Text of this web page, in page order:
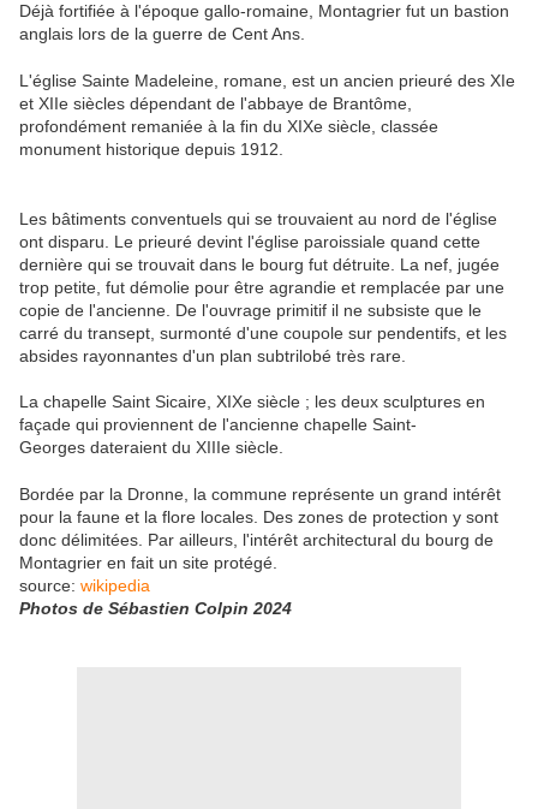
Déjà fortifiée à l'époque gallo-romaine, Montagrier fut un bastion
anglais lors de la guerre de Cent Ans.
L'église Sainte Madeleine, romane, est un ancien prieuré des XIe
et XIIe siècles dépendant de l'abbaye de Brantôme,
profondément remaniée à la fin du XIXe siècle, classée
monument historique depuis 1912.
Les bâtiments conventuels qui se trouvaient au nord de l'église
ont disparu. Le prieuré devint l'église paroissiale quand cette
dernière qui se trouvait dans le bourg fut détruite. La nef, jugée
trop petite, fut démolie pour être agrandie et remplacée par une
copie de l'ancienne. De l'ouvrage primitif il ne subsiste que le
carré du transept, surmonté d'une coupole sur pendentifs, et les
absides rayonnantes d'un plan subtrilobé très rare.
La chapelle Saint Sicaire, XIXe siècle ; les deux sculptures en
façade qui proviennent de l'ancienne chapelle Saint-
Georges dateraient du XIIIe siècle.
Bordée par la Dronne, la commune représente un grand intérêt
pour la faune et la flore locales. Des zones de protection y sont
donc délimitées. Par ailleurs, l'intérêt architectural du bourg de
Montagrier en fait un site protégé.
source: wikipedia
Photos de Sébastien Colpin 2024